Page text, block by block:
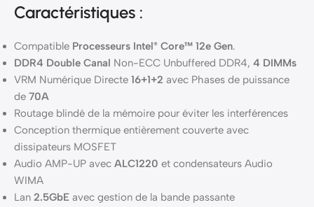
Caractéristiques :
Compatible Processeurs Intel® Core™ 12e Gen.
DDR4 Double Canal Non-ECC Unbuffered DDR4, 4 DIMMs
VRM Numérique Directe 16+1+2 avec Phases de puissance
de 70A
Routage blindé de la mémoire pour éviter les interférences
Conception thermique entièrement couverte avec
dissipateurs MOSFET
Audio AMP-UP avec ALC1220 et condensateurs Audio
WIMA
Lan 2.5GbE avec gestion de la bande passante